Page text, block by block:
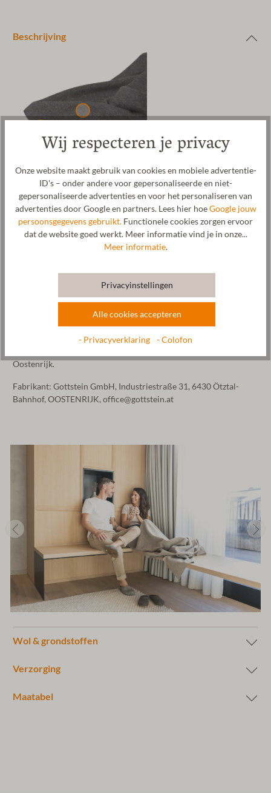
Beschrijving
Onze hoogwaardige wollen deken van 100% mulesing-vrije
scheerwol biedt perfect comfort en warmte voor jou en je huis.
Met zijn afmetingen van 145 x 200 cm is hij ideaal voor gezellige
avonden op de bank of als stijlvol decoratie-element in je
label van plantaardig gelooid leer, zorgt onze deken voor een
aangenaam slaapklimaat en geeft hij tegelijkertijd elke ruimte
extra cachet. Wol is zeer onderhoudsvriendelijk, duurzaam en
dankzij zijn temperatuurregulerende eigenschappen koelt wol in
de zomer en verwarmt het in de winter. Zo is een aangenaam
lichaamsklimaat altijd gegarandeerd. De wollen deken wordt met
Oostenrijk.
Fabrikant: Gottstein GmbH, Industriestraße 31, 6430 Ötztal-
Bahnhof, OOSTENRIJK, office@gottstein.at
Wol & grondstoffen
Verzorging
Maatabel
Wij respecteren je privacy
Onze website maakt gebruik van cookies en mobiele advertentie-
ID's – onder andere voor gepersonaliseerde en niet-
gepersonaliseerde advertenties en voor het personaliseren van
advertenties door Google en partners. Lees hier hoeGoogle jouw
persoonsgegevens gebruikt. Functionele cookies zorgen ervoor
dat de website goed werkt. Meer informatie vind je in onze...
Meer informatie.
Privacyinstellingen
Alle cookies accepteren
- Privacyverklaring - Colofon